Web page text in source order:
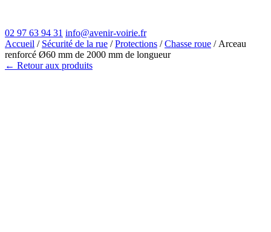
02 97 63 94 31 info@avenir-voirie.fr
Accueil / Sécurité de la rue /Protections /Chasse roue / Arceau
renforcé Ø60 mm de 2000 mm de longueur
← Retour aux produits